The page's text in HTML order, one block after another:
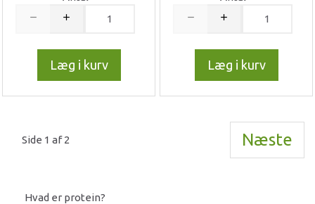
Læg i kurv Læg i kurv
Side 1 af 2 Næste
Hvad er protein?